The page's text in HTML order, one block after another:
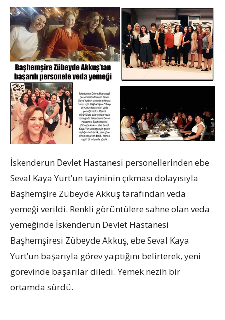
İskenderun Devlet Hastanesi personellerinden ebe
Seval Kaya Yurt’un tayininin çıkması dolayısıyla
Başhemşire Zübeyde Akkuş tarafından veda
yemeği verildi. Renkli görüntülere sahne olan veda
yemeğinde İskenderun Devlet Hastanesi
Başhemşiresi Zübeyde Akkuş, ebe Seval Kaya
Yurt’un başarıyla görev yaptığını belirterek, yeni
görevinde başarılar diledi. Yemek nezih bir
ortamda sürdü.